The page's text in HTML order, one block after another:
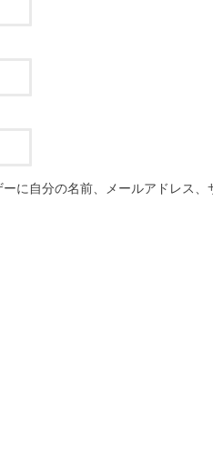
に自分の名前、メールアドレス、